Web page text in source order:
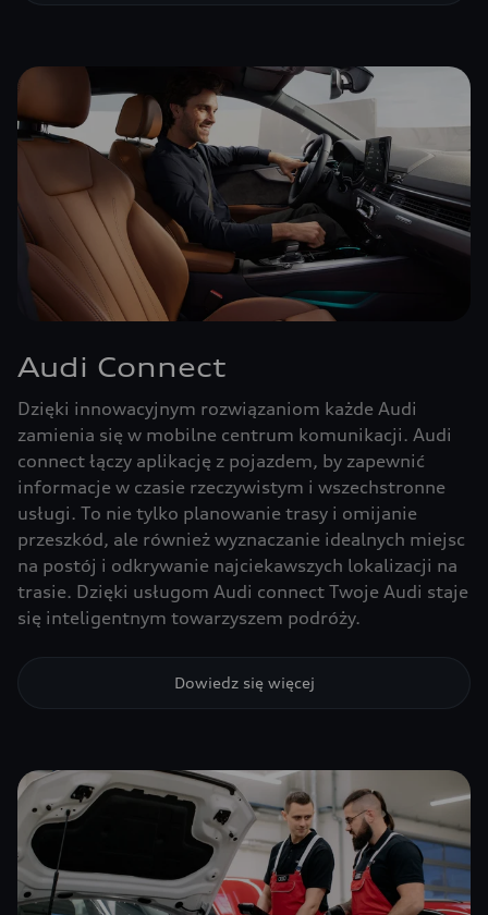
Audi Connect
Dzięki innowacyjnym rozwiązaniom każde Audi
zamienia się w mobilne centrum komunikacji. Audi
connect łączy aplikację z pojazdem, by zapewnić
informacje w czasie rzeczywistym i wszechstronne
usługi. To nie tylko planowanie trasy i omijanie
przeszkód, ale również wyznaczanie idealnych miejsc
na postój i odkrywanie najciekawszych lokalizacji na
trasie. Dzięki usługom Audi connect Twoje Audi staje
się inteligentnym towarzyszem podróży.
Dowiedz się więcej